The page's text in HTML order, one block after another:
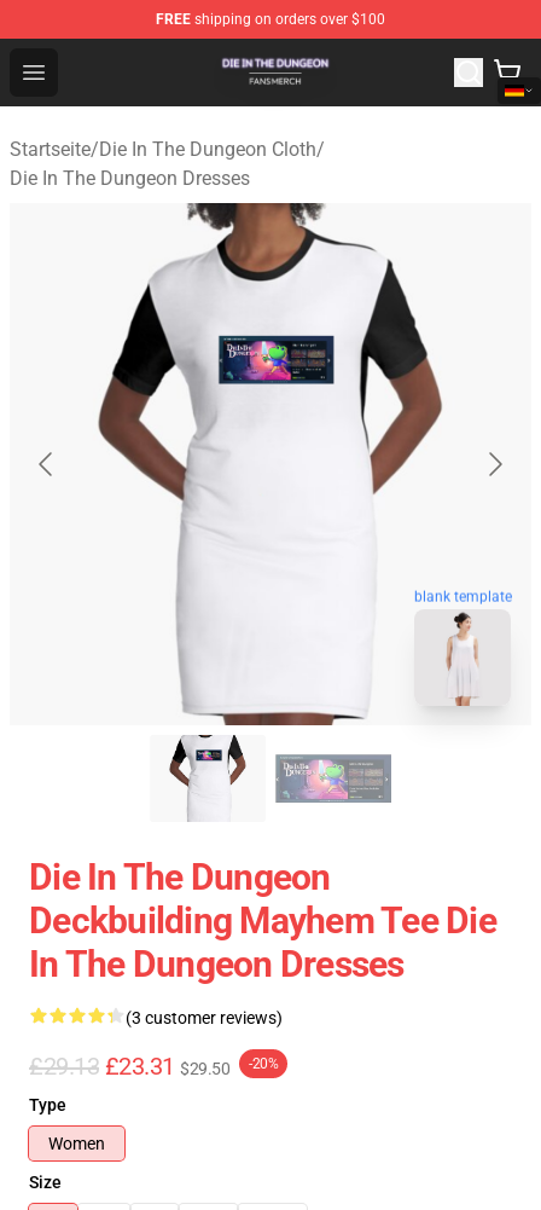
FREE shipping on orders over $100
Open menu
Die In The Dungeon Shop - Official Die In The Dungeon
Startseite/Die In The Dungeon Cloth/
Die In The Dungeon Dresses
blank template
Die In The Dungeon
Deckbuilding Mayhem Tee Die
In The Dungeon Dresses
(3 customer reviews)
£29.13 £23.31 $29.50 -20%
Type
Women
Size